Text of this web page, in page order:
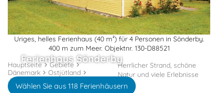
Uriges, helles Ferienhaus (40 m²) für 4 Personen in Sönderby.
400 m zum Meer. Objektnr. 130-D88521
Ferienhaus Sönderby
Wählen Sie aus 118 Ferienhäusern
Hauptseite
Gebiete
Dänemark
Ostjütland
Juelsminde
Herrlicher Strand, schöne
Natur und viele Erlebnisse